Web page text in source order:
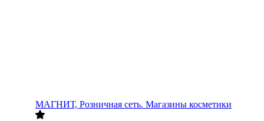
МАГНИТ, Розничная сеть. Магазины косметики